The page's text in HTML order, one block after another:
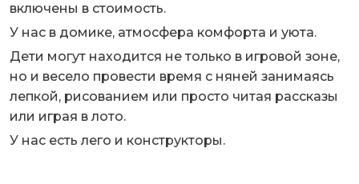
включены в стоимость.
У нас в домике, атмосфера комфорта и уюта.
Дети могут находится не только в игровой зоне,
но и весело провести время с няней занимаясь
лепкой, рисованием или просто читая рассказы
или играя в лото.
У нас есть лего и конструкторы.